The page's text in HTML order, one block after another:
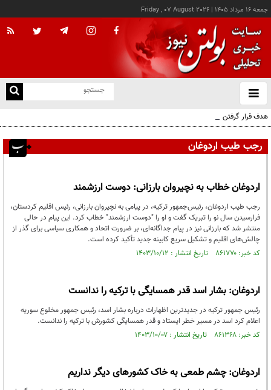
جمعه ۱۶ مرداد ۱۴۰۵ |
Friday , 07 August 2026
باز
و
هدف قرار گرفتن اتاق‌ فرماندهی مزدوران عربستان در یمن
رجب طیب اردوغان
اردوغان خطاب به نچیروان بارزانی: دوست ارزشمند
رجب طیب اردوغان، رئیس‌جمهور ترکیه، در پیامی به نچیروان بارزانی، رئیس اقلیم کردستان،
فرارسیدن سال نو را تبریک گفت و او را "دوست ارزشمند" خطاب کرد. این پیام در حالی
منتشر شد که بارزانی نیز در پیام جداگانه‌ای، بر ضرورت اتحاد و همکاری سیاسی برای گذر از
چالش‌های اقلیم و تشکیل سریع کابینه جدید تأکید کرده است.
کد خبر: ۸۶۱۷۷۰ تاریخ انتشار : ۱۴۰۳/۱۰/۱۲
اردوغان: بشار اسد قدر همسایگی با ترکیه را ندانست
رئیس جمهور ترکیه در جدیدترین اظهارات درباره بشار اسد، رئیس جمهور مخلوع سوریه
اعلام کرد اسد در مسیر خطر ایستاد و قدر همسایگی کشورش با ترکیه را ندانست.
کد خبر: ۸۶۱۳۶۸ تاریخ انتشار : ۱۴۰۳/۱۰/۰۷
اردوغان: چشم طمعی به خاک کشورهای دیگر نداریم